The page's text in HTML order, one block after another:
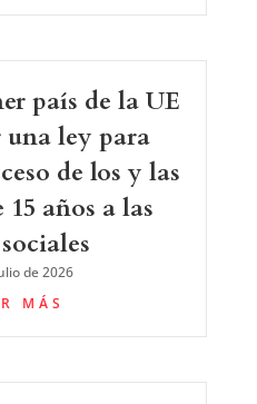
país de la UE
una ley para
de los y las
15 años a las
de 2026
MÁS